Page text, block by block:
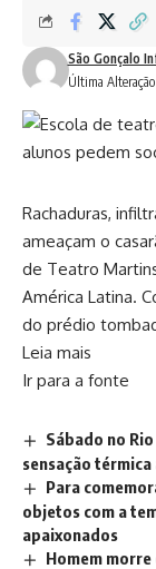
Última
São Gonçalo
Rachaduras,
ameaçam o
de Teatro
América Latina.
do prédio
Leia mais
Ir para a fonte
Sábado no
sensação
Para
objetos com a
apaixonados
Homem